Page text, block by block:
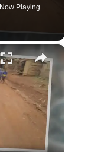
Now Playing
×